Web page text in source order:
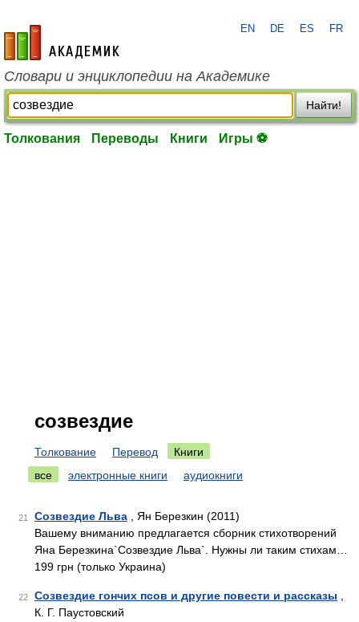
academic.ru
EN DE ES FR
Словари и энциклопедии на Академике
Найти!
Толкования Переводы Книги Игры ⚽
созвездие
Толкование Перевод
Книги
все
электронные книги аудиокниги
21 Созвездие Льва , Ян Березкин (2011)
Вашему вниманию предлагается сборник стихотворений
Яна Березкина`Созвездие Льва`. Нужны ли таким стихам…
199 грн (только Украина)
22 Созвездие гончих псов и другие повести и рассказы
К. Г. Паустовский